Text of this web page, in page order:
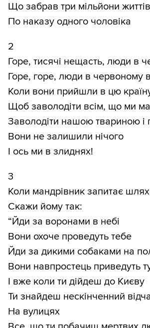
Що забрав три мільйони життів
По наказу одного чоловіка
2
Горе, тисячі нещасть, люди в
Горе, горе, люди в червоному в
Коли вони прийшли в цю
Щоб заволодіти всім, що ми
Заволодіти нашою твариною
Вони не залишили нічого
І ось ми в злиднях!
3
Коли мандрівник запитає
Скажи йому так:
“Йди за воронами в небі
Вони охоче проведуть тебе
Йди за дикими собаками на
Вони навпростець приведуть
І вже коли ти дійдеш до Києву
Ти знайдеш нескінченний
На вулицях